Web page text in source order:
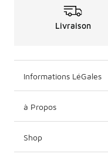
Livraison
Informations LéGales
à Propos
Shop